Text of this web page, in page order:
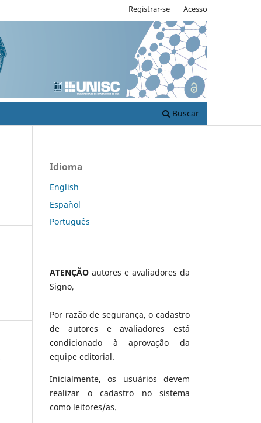
Buscar
Registrar-se Acesso
Idioma
English
Español
Português
ATENÇÃO autores e avaliadores da
Signo,
Por razão de segurança, o cadastro
de autores e avaliadores está
condicionado à aprovação da
equipe editorial.
Inicialmente, os usuários devem
realizar o cadastro no sistema
como leitores/as.